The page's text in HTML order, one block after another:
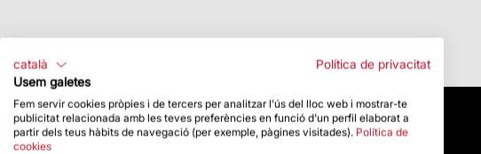
català
Política de privacitat
Usem galetes
Fem servir cookies pròpies i de tercers per analitzar l'ús del lloc web i mostrar-te
publicitat relacionada amb les teves preferències en funció d'un perfil elaborat a
partir dels teus hàbits de navegació (per exemple, pàgines visitades). Política de
cookies